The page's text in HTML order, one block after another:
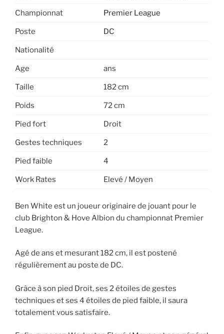
Championnat Premier League
Poste DC
Nationalité
Age ans
Taille 182 cm
Poids 72 cm
Pied fort Droit
Gestes techniques 2
Pied faible 4
Work Rates Elevé / Moyen
Ben White est un joueur originaire de jouant pour le
club Brighton & Hove Albion du championnat Premier
League.
Agé de ans et mesurant 182 cm, il est postené
régulièrement au poste de DC.
Grâce à son pied Droit, ses 2 étoiles de gestes
techniques et ses 4 étoiles de pied faible, il saura
totalement vous satisfaire.